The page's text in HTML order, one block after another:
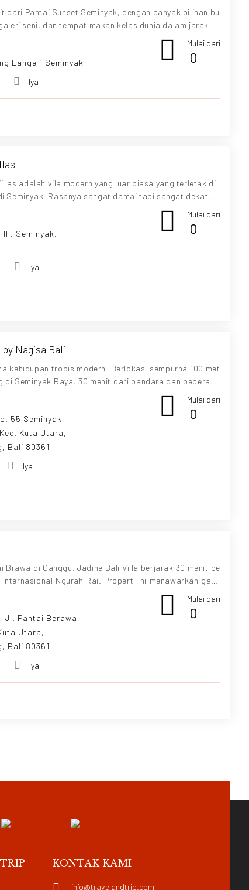
dari Pantai Sunset Seminyak, dengan banyak pilihan bu
seni, dan tempat makan kelas dunia dalam jarak be
menit berkendara ke Bandara Internasional. Ini pasti a
adalah kompleks dua vila kembar yang terpisah de
fasilitas dengan kolam renang tropis pribadi yang men
kolam renang dan taman.
Lange 1 Seminyak
Iya
Mulai dari
0
adalah vila modern yang luar biasa yang terletak di l
Seminyak. Rasanya sangat damai tapi sangat dekat de
dan Canggu. Terletak beberapa menit dari Pantai Sunset
Anda bersama kami pasti akan menjadi pengalama
tak terlupakan.
Seminyak,
Iya
Mulai dari
0
Nagisa Bali
kehidupan tropis modern. Berlokasi sempurna 100 met
Seminyak Raya, 30 menit dari bandara dan beberapa
dan kehidupan malam yang membuat Seminyak begit
sambil mempertahankan suasana eksotis. dan pesona
55 Seminyak,
Kuta Utara,
Bali 80361
Iya
Mulai dari
0
Brawa di Canggu, Jadine Bali Villa berjarak 30 menit be
Ngurah Rai. Properti ini menawarkan gaya
Jl. Pantai Berawa,
Utara,
Bali 80361
Iya
Mulai dari
0
KONTAK KAMI
info@travelandtrip.com